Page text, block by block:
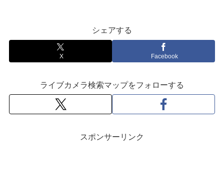
シェアする
X Facebook
ライブカメラ検索マップをフォローする
スポンサーリンク